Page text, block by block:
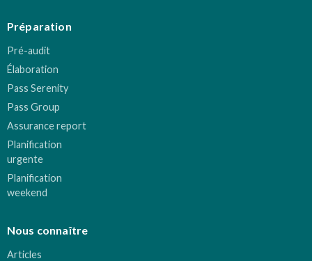
Préparation
Pré-audit
Élaboration
Pass Serenity
Pass Group
Assurance report
Planification
urgente
Planification
weekend
Nous connaître
Articles